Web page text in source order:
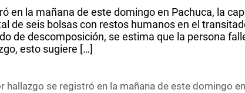
en la mañana de este domingo en Pachuca, la
de seis bolsas con restos humanos en el
de descomposición, se estima que la persona
esto sugiere […]
hallazgo se registró en la mañana de este domingo